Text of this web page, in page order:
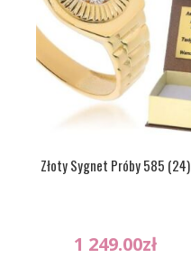
Złoty Sygnet Próby 585 (24)
1 249.00zł